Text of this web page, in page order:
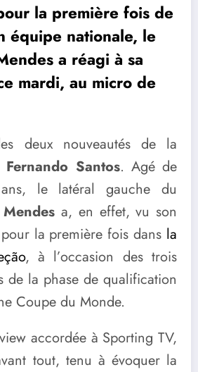
la première fois de
équipe nationale, le
a réagi à sa
mardi, au micro de
deux nouveautés de la
Fernando Santos. Agé de
le latéral gauche du
a, en effet, vu son
la première fois dans la
, à l’occasion des trois
de la phase de qualification
Coupe du Monde.
accordée à Sporting TV,
tout, tenu à évoquer la